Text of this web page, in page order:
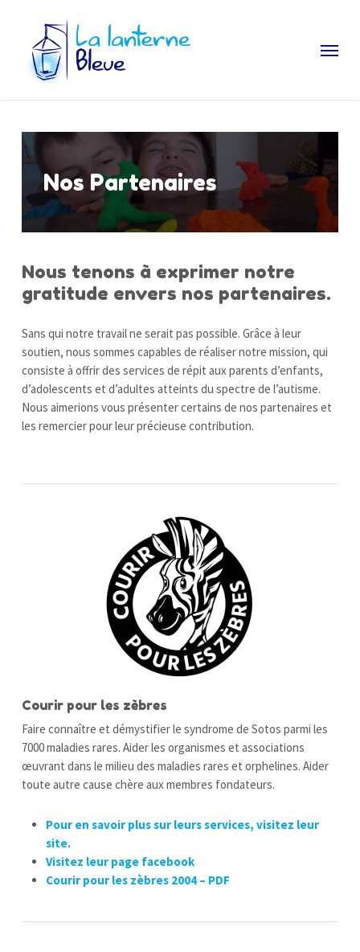
content
Menu
Nos Partenaires
Nous tenons à exprimer notre
gratitude envers nos partenaires.
Sans qui notre travail ne serait pas possible. Grâce à leur
soutien, nous sommes capables de réaliser notre mission, qui
consiste à offrir des services de répit aux parents d’enfants,
d’adolescents et d’adultes atteints du spectre de l’autisme.
Nous aimerions vous présenter certains de nos partenaires et
les remercier pour leur précieuse contribution.
Courir pour les zèbres
Faire connaître et démystifier le syndrome de Sotos parmi les
7000 maladies rares. Aider les organismes et associations
œuvrant dans le milieu des maladies rares et orphelines. Aider
toute autre cause chère aux membres fondateurs.
Pour en savoir plus sur leurs services, visitez leur
site.
Visitez leur page facebook
Courir pour les zèbres 2004 – PDF